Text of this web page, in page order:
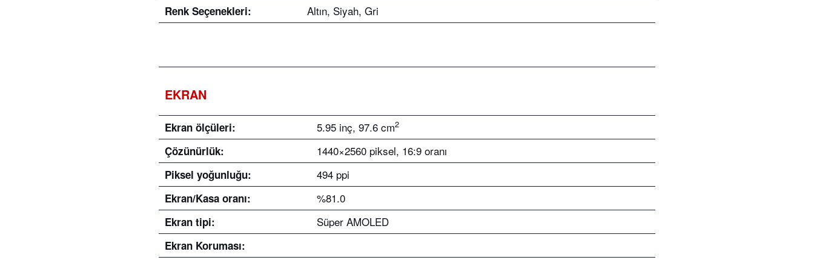
Renk Seçenekleri: Altın, Siyah, Gri
EKRAN
Ekran ölçüleri: 5.95 inç, 97.6 cm2
Çözünürlük: 1440×2560 piksel, 16:9 oranı
Piksel yoğunluğu: 494 ppi
Ekran/Kasa oranı: %81.0
Ekran tipi: Süper AMOLED
Ekran Koruması: